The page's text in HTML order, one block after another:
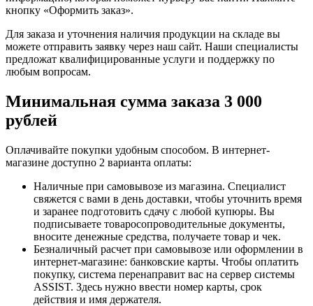
кнопку «Оформить заказ».
Для заказа и уточнения наличия продукции на складе вы
можете отправить заявку через наш сайт. Наши специалисты
предложат квалифицированные услуги и поддержку по
любым вопросам.
Минимальная сумма заказа 3 000
рублей
Оплачивайте покупки удобным способом. В интернет-
магазине доступно 2 варианта оплаты:
Наличные при самовывозе из магазина. Специалист
свяжется с вами в день доставки, чтобы уточнить время
и заранее подготовить сдачу с любой купюры. Вы
подписываете товаросопроводительные документы,
вносите денежные средства, получаете товар и чек.
Безналичный расчет при самовывозе или оформлении в
интернет-магазине: банковские карты. Чтобы оплатить
покупку, система перенаправит вас на сервер системы
ASSIST. Здесь нужно ввести номер карты, срок
действия и имя держателя.